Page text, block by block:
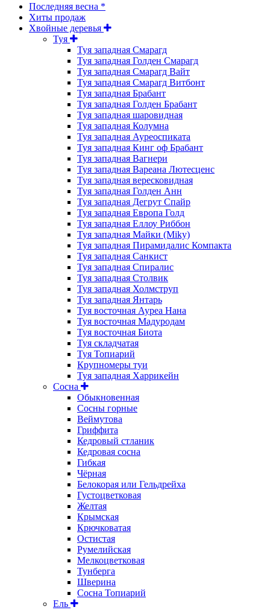
Последняя весна *
Хиты продаж
Хвойные деревья
Туя
Туя западная Смарагд
Туя западная Голден Смарагд
Туя западная Смарагд Вайт
Туя западная Смарагд Витбонт
Туя западная Брабант
Туя западная Голден Брабант
Туя западная шаровидная
Туя западная Колумна
Туя западная Ауреоспиката
Туя западная Кинг оф Брабант
Туя западная Вагнери
Туя западная Вареана Лютесценс
Туя западная вересковидная
Туя западная Голден Анн
Туя западная Дегрут Спайр
Туя западная Европа Голд
Туя западная Еллоу Риббон
Туя западная Майки (Miky)
Туя западная Пирамидалис Компакта
Туя западная Санкист
Туя западная Спиралис
Туя западная Столвик
Туя западная Холмструп
Туя западная Янтарь
Туя восточная Ауреа Нана
Туя восточная Мадуродам
Туя восточная Биота
Туя складчатая
Туя Топиарий
Крупномеры туи
Туя западная Харрикейн
Сосна
Обыкновенная
Сосны горные
Веймутова
Гриффита
Кедровый стланик
Кедровая сосна
Гибкая
Чёрная
Белокорая или Гельдрейха
Густоцветковая
Желтая
Крымская
Крючковатая
Остистая
Румелийская
Мелкоцветковая
Тунберга
Шверина
Сосна Топиарий
Ель